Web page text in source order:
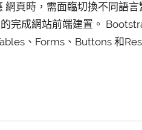
頁時，需面臨切換不同語言
完成網站前端建置。
、Forms、Buttons 和